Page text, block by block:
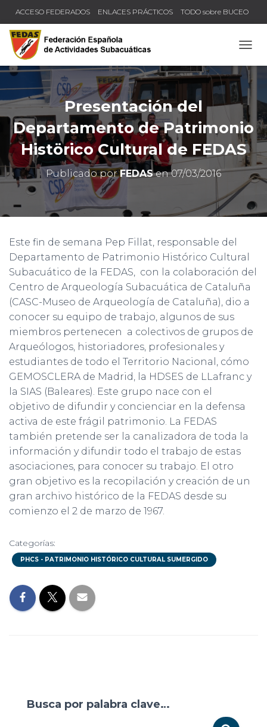
ACCESO FEDERADOS ENLACES PRÁCTICOS TODO sobre BUCEO
COMPRUEBA TU TÍTULO Y LICENCIA
Presentación del
Departamento de Patrimonio
Histörico Cultural de FEDAS
Publicado porFEDASen07/03/2016
Este fin de semana Pep Fillat, responsable del
Departamento de Patrimonio Histórico Cultural
Subacuático de la FEDAS, con la colaboración del
Centro de Arqueología Subacuática de Cataluña
(CASC-Museo de Arqueología de Cataluña), dio a
conocer su equipo de trabajo, algunos de sus
miembros pertenecen a colectivos de grupos de
Arqueólogos, historiadores, profesionales y
estudiantes de todo el Territorio Nacional, cómo
GEMOSCLERA de Madrid, la HDSES de LLafranc y
la SIAS (Baleares). Este grupo nace con el
objetivo de difundir y concienciar en la defensa
activa de este frágil patrimonio. La FEDAS
también pretende ser la canalizadora de toda la
información y difundir todo el trabajo de estas
asociaciones, para conocer su trabajo. El otro
gran objetivo es la recopilación y creación de un
gran archivo histórico de la FEDAS desde su
comienzo el 2 de marzo de 1967.
Categorías:
PHCS - PATRIMONIO HISTÓRICO CULTURAL SUMERGIDO
Busca por palabra clave…